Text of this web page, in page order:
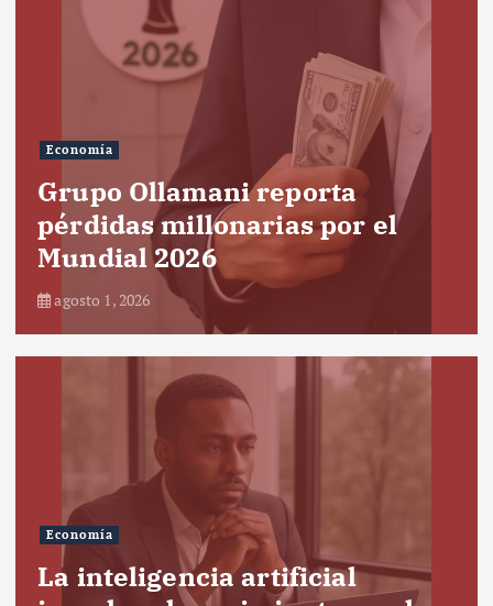
Economía
Grupo Ollamani reporta
pérdidas millonarias por el
Mundial 2026
agosto 1, 2026
Economía
La inteligencia artificial